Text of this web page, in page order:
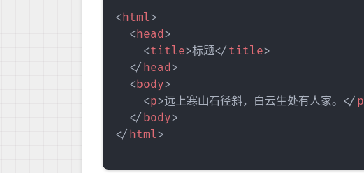
<html>
<head>
<title>标题</ title>
</ head>
<body>
<p>远上寒山石径斜，白云生处有人家。 </ p
</ body>
</ html>